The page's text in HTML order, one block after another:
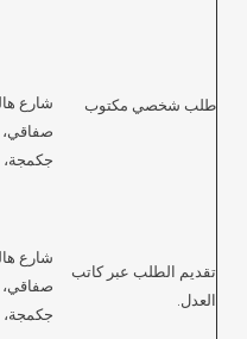
طلب شخصي مكتوب
جكمجة،
تقديم الطلب عبر كاتب
العدل.
جكمجة،